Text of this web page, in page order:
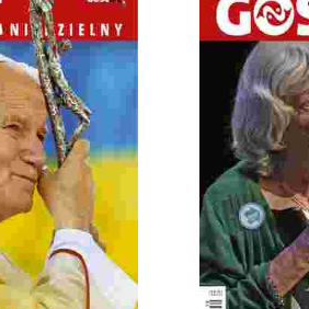
jest członkiem
Kontroli Dystrybucji
Czytelnictwa.